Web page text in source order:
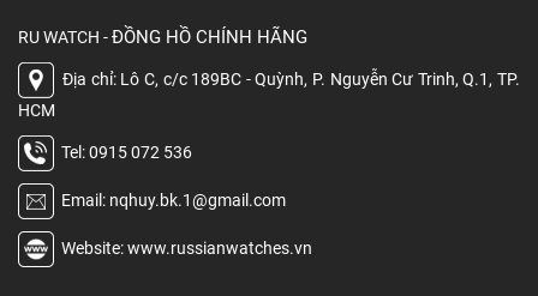
RU WATCH -ĐỒNG HỒ CHÍNH HÃNG
Địa chỉ: Lô C, c/c 189BC - Quỳnh, P. Nguyễn Cư Trinh, Q.1, TP.
HCM
Tel: 0915 072 536
Email: nqhuy.bk.1@gmail.com
Website: www.russianwatches.vn